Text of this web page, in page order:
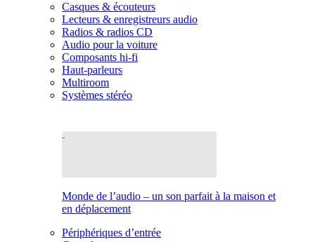
Casques & écouteurs
Lecteurs & enregistreurs audio
Radios & radios CD
Audio pour la voiture
Composants hi-fi
Haut-parleurs
Multiroom
Systèmes stéréo
Monde de l’audio – un son parfait à la maison et
en déplacement
Périphériques d’entrée